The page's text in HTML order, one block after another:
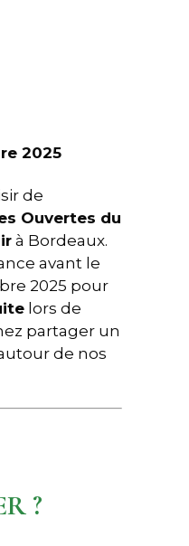
2025
de
Ouvertes du
à Bordeaux.
avant le
2025 pour
lors de
partager un
de nos
?